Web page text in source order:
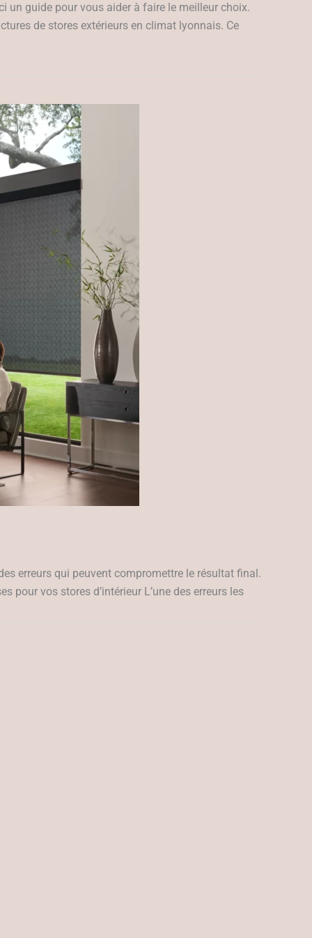
un guide pour vous aider à faire le meilleur choix.
de stores extérieurs en climat lyonnais. Ce
erreurs qui peuvent compromettre le résultat final.
pour vos stores d’intérieur L’une des erreurs les